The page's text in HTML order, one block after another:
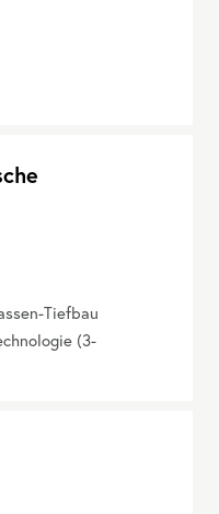
Tiefbau
(3-